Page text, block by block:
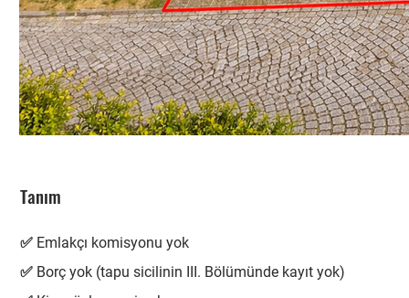
Tanım
✅ Emlakçı komisyonu yok
✅ Borç yok (tapu sicilinin III. Bölümünde kayıt yok)